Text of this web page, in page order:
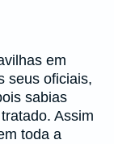
em
seus oficiais,
sabias
Assim
toda a